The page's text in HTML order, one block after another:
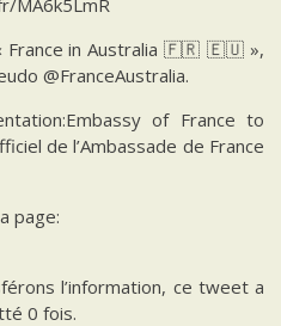
France in Australia 🇫🇷 🇪🇺 »,
@FranceAustralia.
of France to
de l’Ambassade de France
page:
l’information, ce tweet a
0 fois.